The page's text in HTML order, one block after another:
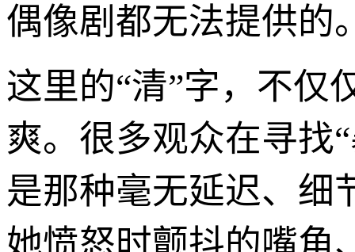
偶像剧都无法提供的
这里的“清”字，不仅
爽。很多观众在寻找
是那种毫无延迟、细
她愤怒时颤抖的嘴角